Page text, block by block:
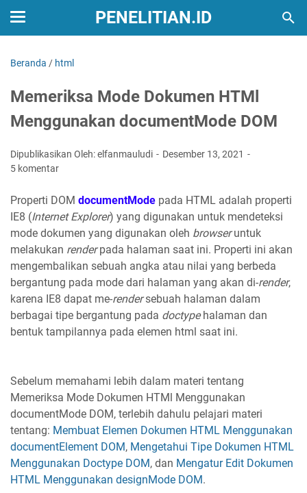
PENELITIAN.ID
Beranda / html
Memeriksa Mode Dokumen HTMl
Menggunakan documentMode DOM
Dipublikasikan Oleh: elfanmauludi
Desember 13, 2021
5 komentar
Properti DOM documentMode pada HTML adalah properti
IE8 (Internet Explorer) yang digunakan untuk mendeteksi
mode dokumen yang digunakan oleh browseruntuk
melakukan renderpada halaman saat ini. Properti ini akan
mengembalikan sebuah angka atau nilai yang berbeda
bergantung pada mode dari halaman yang akan di-render,
karena IE8 dapat me-rendersebuah halaman dalam
berbagai tipe bergantung pada doctypehalaman dan
bentuk tampilannya pada elemen html saat ini.
Sebelum memahami lebih dalam materi tentang
Memeriksa Mode Dokumen HTMl Menggunakan
documentMode DOM, terlebih dahulu pelajari materi
tentang: Membuat Elemen Dokumen HTML Menggunakan
documentElement DOM, Mengetahui Tipe Dokumen HTML
Menggunakan Doctype DOM, dan Mengatur Edit Dokumen
HTML Menggunakan designMode DOM.